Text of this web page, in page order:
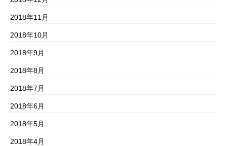
2018年11月
2018年10月
2018年9月
2018年8月
2018年7月
2018年6月
2018年5月
2018年4月